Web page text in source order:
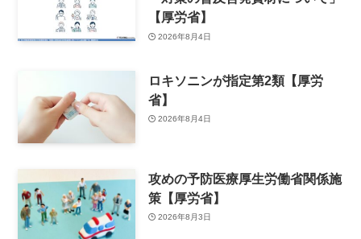
【厚労省】
2026年8月4日
ロキソニンが指定第2類【厚労
省】
2026年8月4日
攻めの予防医療厚生労働省関係施
策【厚労省】
2026年8月3日